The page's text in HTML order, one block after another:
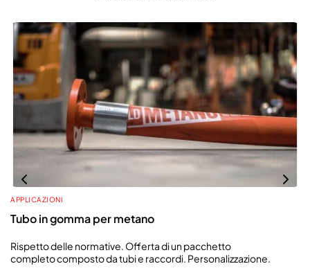
APPLICAZIONI
Tubo in gomma per metano
Rispetto delle normative. Offerta di un pacchetto
completo composto da tubi e raccordi. Personalizzazione.